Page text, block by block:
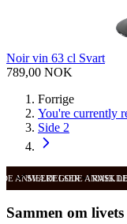
Noir vin 63 cl Svart
789,00 NOK
Forrige
You're currently
Side 2
ANMELDELSER RASK
SVÆRT GODE
Sammen om